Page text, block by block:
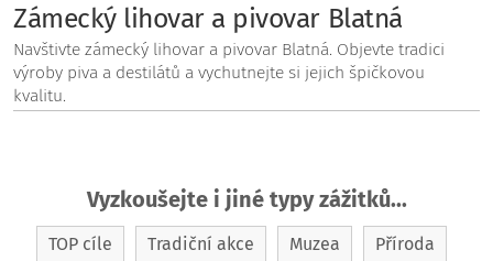
Zámecký lihovar a pivovar Blatná
Navštivte zámecký lihovar a pivovar Blatná. Objevte tradici
výroby piva a destilátů a vychutnejte si jejich špičkovou
kvalitu.
Vyzkoušejte i jiné typy zážitků...
TOP cíle Tradiční akce Muzea Příroda